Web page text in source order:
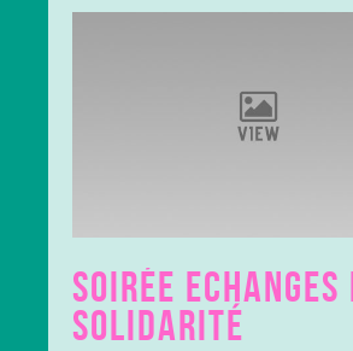
SOIRÉE ECHANGES
SOLIDARITÉ